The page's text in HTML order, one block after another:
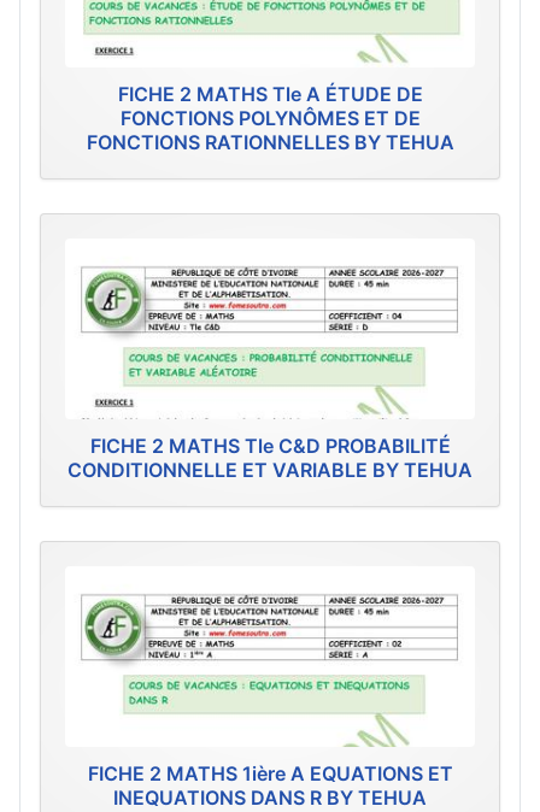
FICHE 2 MATHS Tle A ÉTUDE DE
FONCTIONS POLYNÔMES ET DE
FONCTIONS RATIONNELLES BY TEHUA
FICHE 2 MATHS Tle C&D PROBABILITÉ
CONDITIONNELLE ET VARIABLE BY TEHUA
FICHE 2 MATHS 1ière A EQUATIONS ET
INEQUATIONS DANS R BY TEHUA